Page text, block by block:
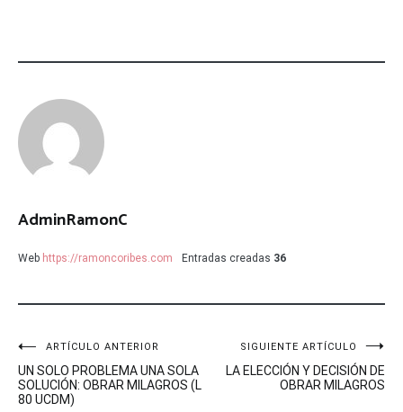
AdminRamonC
Web https://ramoncoribes.com Entradas creadas 36
Navegación
de
ARTÍCULO ANTERIOR
UN SOLO PROBLEMA UNA SOLA
SOLUCIÓN: OBRAR MILAGROS (L
80 UCDM)
SIGUIENTE ARTÍCULO
LA ELECCIÓN Y DECISIÓN DE
OBRAR MILAGROS